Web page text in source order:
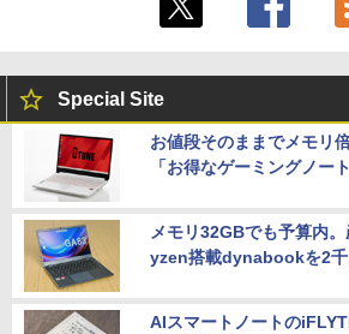
Special Site
お値段そのままでメモリ
「お得なゲーミングノート
メモリ32GBでも予算内
yzen搭載dynabookを2千
AIスマートノートの